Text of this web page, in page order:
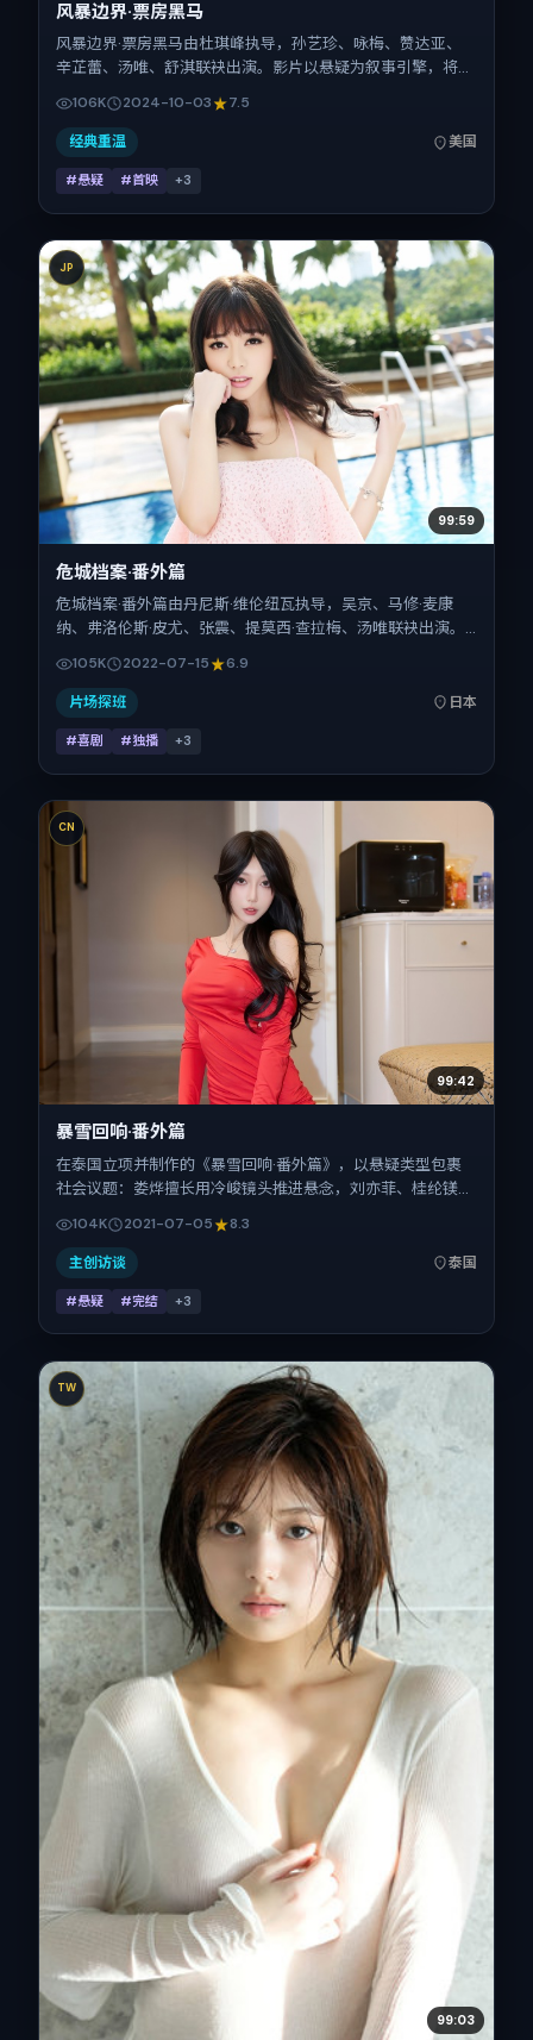
风暴边界·票房黑马
风暴边界·票房黑马由杜琪峰执导，孙艺珍、咏梅、赞达亚、
辛芷蕾、汤唯、舒淇联袂出演。影片以悬疑为叙事引擎，将故
转。2024年10月3日于美国首映（国庆档前后），片长168分
钟，适合喜欢强情节与细腻表演的观众。
106K 2024-10-03 7.5
经典重温 美国
#悬疑 #首映 +3
JP
99:59
危城档案·番外篇
危城档案·番外篇由丹尼斯·维伦纽瓦执导，吴京、马修·麦康
纳、弗洛伦斯·皮尤、张震、提莫西·查拉梅、汤唯联袂出演。
里的张力推进人物抉择与反转。2022年7月15日于日本首映
（暑期档），片长165分钟，适合喜欢强情节与细腻表演的观
105K 2022-07-15 6.9
片场探班 日本
#喜剧 #独播 +3
CN
99:42
暴雪回响·番外篇
在泰国立项并制作的《暴雪回响·番外篇》，以悬疑类型包裹
社会议题：娄烨擅长用冷峻镜头推进悬念，刘亦菲、桂纶镁、
2021-07-05；片长155分钟；适合关注现实质感与类型片结
构的观众。
104K 2021-07-05 8.3
主创访谈 泰国
#悬疑 #完结 +3
TW
99:03